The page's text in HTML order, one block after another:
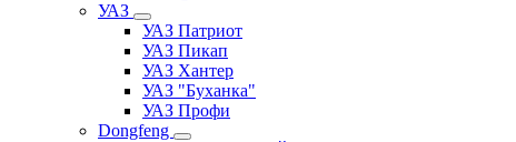
УАЗ
УАЗ Патриот
УАЗ Пикап
УАЗ Хантер
УАЗ "Буханка"
УАЗ Профи
Dongfeng